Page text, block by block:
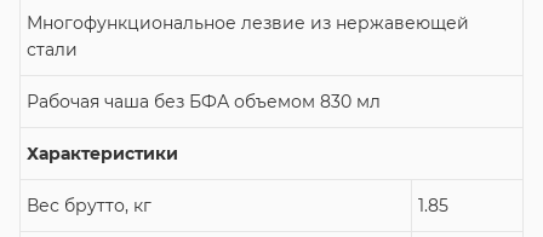
Многофункциональное лезвие из нержавеющей
стали
Рабочая чаша без БФА объемом 830 мл
Характеристики
Вес брутто, кг 1.85